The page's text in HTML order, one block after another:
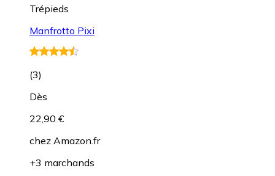
Trépieds
Manfrotto Pixi
(3)
Dès
22,90 €
chez Amazon.fr
+3 marchands